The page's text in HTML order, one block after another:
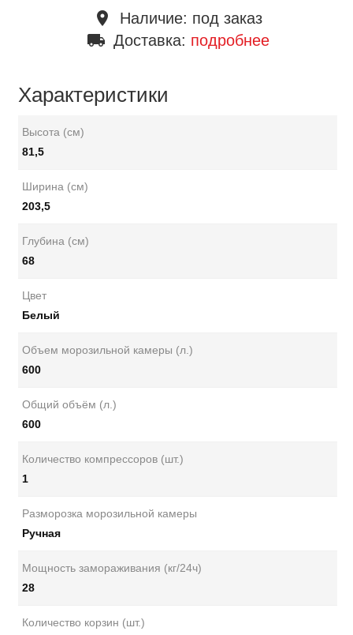
place Наличие: под заказ
local_shipping Доставка: подробнее
Характеристики
Высота (см)
81,5
Ширина (см)
203,5
Глубина (см)
68
Цвет
Белый
Объем морозильной камеры (л.)
600
Общий объём (л.)
600
Количество компрессоров (шт.)
1
Разморозка морозильной камеры
Ручная
Мощность замораживания (кг/24ч)
28
Количество корзин (шт.)